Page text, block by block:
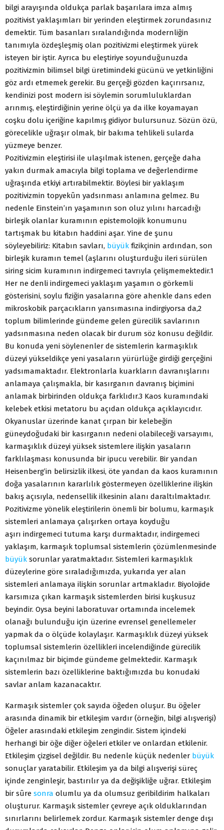
bilgi arayışında oldukça parlak başarılara imza almış
pozitivist yaklaşımları bir yerinden eleştirmek zorundasınız
demektir. Tüm basanları sıralandığında modernliğin
tanımıyla özdeşleşmiş olan pozitivizmi eleştirmek yürek
isteyen bir iştir. Ayrıca bu eleştiriye soyunduğunuzda
pozitivizmin bilimsel bilgi üretimindeki gücünü ve yetkinliğini
göz ardı etmemek gerekir. Bu gerçeği gözden kaçırırsanız,
kendinizi post modern isi söylemin sorumluluklardan
arınmış, eleştirdiğinin yerine ölçü ya da ilke koyamayan
coşku dolu içeriğine kapılmış gidiyor bulursunuz. Sözün özü,
görecelikle uğraşır olmak, bir bakıma tehlikeli sularda
yüzmeye benzer.
Pozitivizmin eleştirisi ile ulaşılmak istenen, gerçeğe daha
yakın durmak amacıyla bilgi toplama ve değerlendirme
uğraşında etkiyi artırabilmektir. Böylesi bir yaklaşım
pozitivizmin topyekûn yadsınması anlamına gelmez. Bu
nedenle Einstein’ın yaşamının son oluz yılını harcadığı
birleşik olanlar kuramının epistemolojik konumunu
tartışmak bu kitabın haddini aşar. Yine de şunu
söyleyebiliriz: Kitabın savları, büyük fizikçinin ardından, son
birleşik kuramın temel (aşlarını oluşturduğu ileri sürülen
siring sicim kuramının indirgemeci tavrıyla çelişmemektedir.1
Her ne denli indirgemeci yaklaşım yaşamın o görkemli
gösterisini, soylu fiziğin yasalarına göre ahenkle dans eden
mikroskobik parçacıkların yansımasına indirgiyorsa da,2
toplum bilimlerinde gündeme gelen gürecilik savlarının
yadsınmasına neden olacak bir durum söz konusu değildir.
Bu konuda yeni söylenenler de sistemlerin karmaşıklık
düzeyi yükseldikçe yeni yasaların yürürlüğe girdiği gerçeğini
yadsımamaktadır. Elektronlarla kuarkların davranışlarını
anlamaya çalışmakla, bir kasırganın davranış biçimini
anlamak birbirinden oldukça farklıdır.3 Kaos kuramındaki
kelebek etkisi metatoru bu açıdan oldukça açıklayıcıdır.
Okyanuslar üzerinde kanat çırpan bir kelebeğin
güneydoğudaki bir kasırganın nedeni olabileceği varsayımı,
karmaşıklık düzeyi yüksek sistemlere ilişkin yasaların
farklılaşması konusunda bir ipucu verebilir. Bir yandan
Heisenberg’in belirsizlik ilkesi, öte yandan da kaos kuramının
doğa yasalarının kararlılık göstermeyen özelliklerine ilişkin
bakış açısıyla, nedensellik ilkesinin alanı daraltılmaktadır.
Pozitivizme yönelik eleştirilerin önemli bir bolumu, karmaşık
sistemleri anlamaya çalışırken ortaya koyduğu
aşırı indirgemeci tutuma karşı durmaktadır, indirgemeci
yaklaşım, karmaşık toplumsal sistemlerin çözümlenmesinde
büyük sorunlar yaratmaktadır. Sistemleri karmaşıklık
düzeylerine göre sıraladığımızda, yukarıda yer alan
sistemleri anlamaya ilişkin sorunlar artmakladır. Biyolojide
karsımıza çıkan karmaşık sistemlerden birisi kuşkusuz
beyindir. Oysa beyini laboratuvar ortamında incelemek
olanağı bulunduğu için üzerine evrensel genellemeler
yapmak da o ölçüde kolaylaşır. Karmaşıklık düzeyi yüksek
toplumsal sistemlerin özellikleri incelendiğinde gürecilik
kaçınılmaz bir biçimde gündeme gelmektedir. Karmaşık
sistemlerin bazı özelliklerine baktığımızda bu konudaki
savlar anlam kazanacaktır.
Karmaşık sistemler çok sayıda öğeden oluşur. Bu öğeler
arasında dinamik bir etkileşim vardır (örneğin, bilgi alışverişi)
Öğeler arasındaki etkileşim zengindir. Sistem içindeki
herhangi bir öğe diğer öğeleri etkiler ve onlardan etkilenir.
Etkileşim çizgisel değildir. Bu nedenle küçük nedenler büyük
sonuçlar yaratabilir. Etkileşim ya da bilgi alışverişi süreç
içinde zenginleşir, bastırılır ya da değişikliğe uğrar. Etkileşim
bir sûre sonra olumlu ya da olumsuz geribildirim halkaları
oluşturur. Karmaşık sistemler çevreye açık olduklarından
sınırlarını belirlemek zordur. Karmaşık sistemler denge dışı